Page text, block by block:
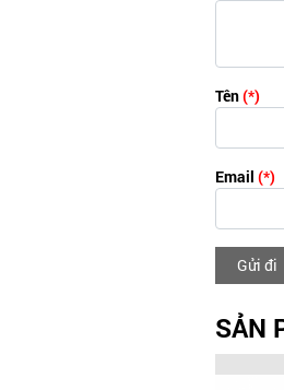
Tên(*)
Email (*)
Gửi đi
SẢN